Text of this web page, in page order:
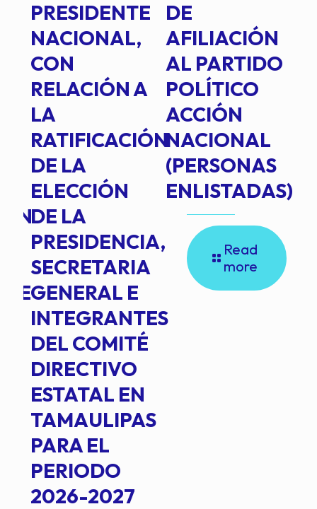
PRESIDENTE
NACIONAL,
CON
RELACIÓN A
LA
RATIFICACIÓN
DE LA
ELECCIÓN
DE LA
PRESIDENCIA,
SECRETARIA
GENERAL E
INTEGRANTES
DEL COMITÉ
DIRECTIVO
ESTATAL EN
TAMAULIPAS
PARA EL
PERIODO
2026-2027
DE
AFILIACIÓN
AL PARTIDO
POLÍTICO
ACCIÓN
NACIONAL
(PERSONAS
ENLISTADAS)
Read
more